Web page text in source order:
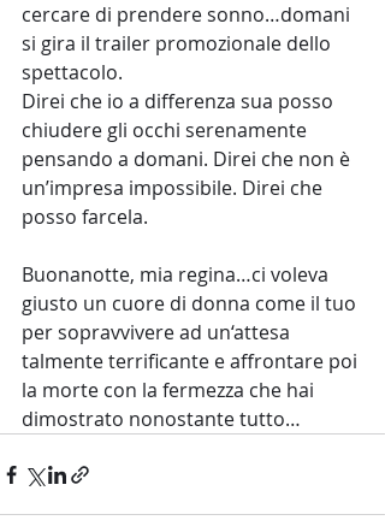
cercare di prendere sonno…domani
si gira il trailer promozionale dello
spettacolo.
Direi che io a differenza sua posso
chiudere gli occhi serenamente
pensando a domani. Direi che non è
un’impresa impossibile. Direi che
posso farcela.
Buonanotte, mia regina…ci voleva
giusto un cuore di donna come il tuo
per sopravvivere ad un‘attesa
talmente terrificante e affrontare poi
la morte con la fermezza che hai
dimostrato nonostante tutto…